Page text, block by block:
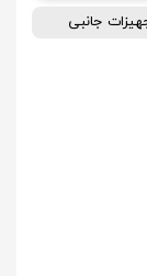
جانبی